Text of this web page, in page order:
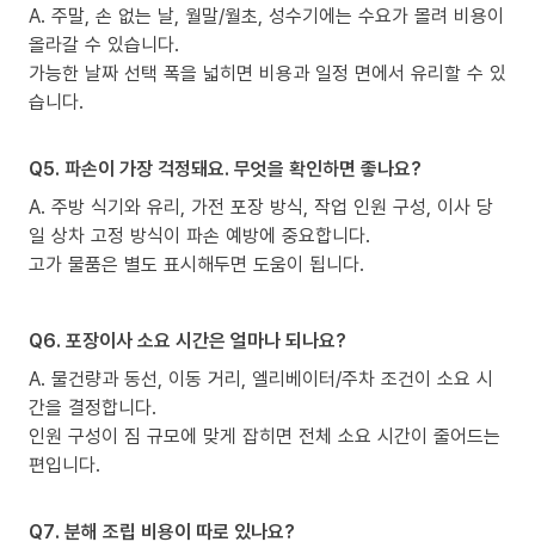
A. 주말, 손 없는 날, 월말/월초, 성수기에는 수요가 몰려 비용이
올라갈 수 있습니다.
가능한 날짜 선택 폭을 넓히면 비용과 일정 면에서 유리할 수 있
습니다.
Q5. 파손이 가장 걱정돼요. 무엇을 확인하면 좋나요?
A. 주방 식기와 유리, 가전 포장 방식, 작업 인원 구성, 이사 당
일 상차 고정 방식이 파손 예방에 중요합니다.
고가 물품은 별도 표시해두면 도움이 됩니다.
Q6. 포장이사 소요 시간은 얼마나 되나요?
A. 물건량과 동선, 이동 거리, 엘리베이터/주차 조건이 소요 시
간을 결정합니다.
인원 구성이 짐 규모에 맞게 잡히면 전체 소요 시간이 줄어드는
편입니다.
Q7. 분해 조립 비용이 따로 있나요?